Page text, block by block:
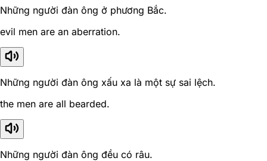
Những người đàn ông ở phương Bắc.
evil men are an aberration.
Những người đàn ông xấu xa là một sự sai lệch.
the men are all bearded.
Những người đàn ông đều có râu.